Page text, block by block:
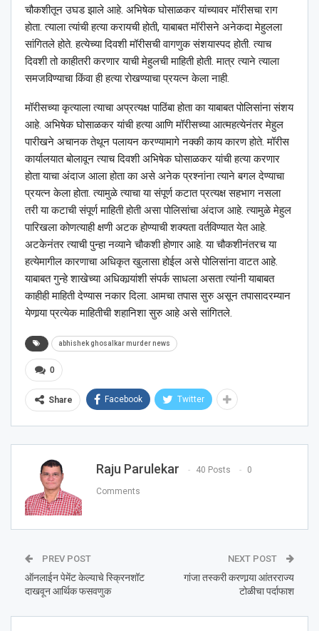
चौकशीतून उघड झाले आहे. अभिषेक घोसाळकर यांच्यावर मॉरीसचा राग
होता. त्याला त्यांची हत्या करायची होती, याबाबत मॉरीसने अनेकदा मेहुलला
सांगितले होते. हत्येच्या दिवशी मॉरीसची वागणुक संशयास्पद होती. त्याच
दिवशी तो काहीतरी करणार याची मेहुलची माहिती होती. मात्र त्याने त्याला
समजविण्याचा किंवा ही हत्या रोखण्याचा प्रयत्न केला नाही.
मॉरीसच्या कृत्याला त्याचा अप्रत्यक्ष पाठिंबा होता का याबाबत पोलिसांना संशय
आहे. अभिषेक घोसाळकर यांची हत्या आणि मॉरीसच्या आत्महत्येनंतर मेहुल
पारीखने अचानक तेथून पलायन करण्यामागे नक्की काय कारण होते. मॉरीस
कार्यालयात बोलावून त्याच दिवशी अभिषेक घोसाळकर यांची हत्या करणार
होता याचा अंदाज आला होता का असे अनेक प्रश्‍नांना त्याने बगल देण्याचा
प्रयत्न केला होता. त्यामुळे त्याचा या संपूर्ण कटात प्रत्यक्ष सहभाग नसला
तरी या कटाची संपूर्ण माहिती होती असा पोलिसांचा अंदाज आहे. त्यामुळे मेहुल
पारिखला कोणत्याही क्षणी अटक होण्याची शक्यता वर्तविण्यात येत आहे.
अटकेनंतर त्याची पुन्हा नव्याने चौकशी होणार आहे. या चौकशीनंतरच या
हत्येमागील कारणाचा अधिकृत खुलासा होईल असे पोलिसांना वाटत आहे.
याबाबत गुन्हे शाखेच्या अधिकार्‍यांशी संपर्क साधला असता त्यांनी याबाबत
काहीही माहिती देण्यास नकार दिला. आमचा तपास सुरु असून तपासादरम्यान
येणार्‍या प्रत्येक माहितीची शहानिशा सुरु आहे असे सांगितले.
abhishek ghosalkar murder news
0
Share Facebook Twitter
Raju Parulekar 40 Posts 0
Comments
PREV POST
ऑनलाईन पेमेंट केल्याचे स्क्रिनशॉट
दाखवून आर्थिक फसवणुक
NEXT POST
गांजा तस्करी करणार्‍या आंतरराज्य
टोळीचा पर्दाफाश